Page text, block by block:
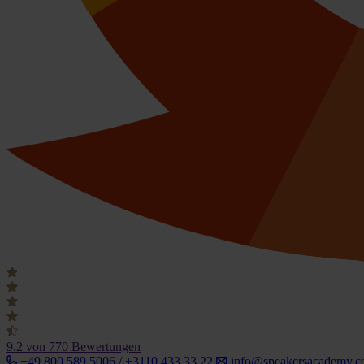
9.2 von 770 Bewertungen
+49 800 589 5006 / +3110 433 33 22